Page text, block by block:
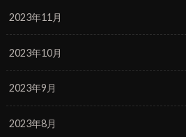
2023年11月
2023年10月
2023年9月
2023年8月